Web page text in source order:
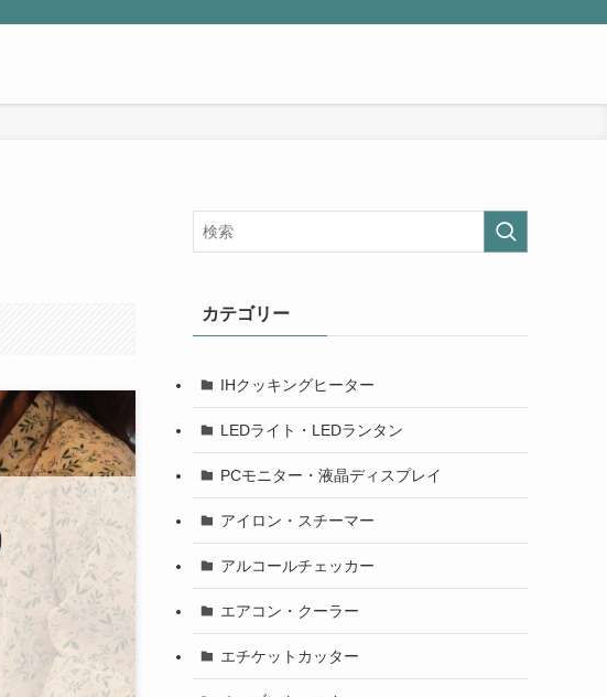
カテゴリー
IHクッキングヒーター
LEDライト・LEDランタン
PCモニター・液晶ディスプレイ
アイロン・スチーマー
アルコールチェッカー
エアコン・クーラー
エチケットカッター